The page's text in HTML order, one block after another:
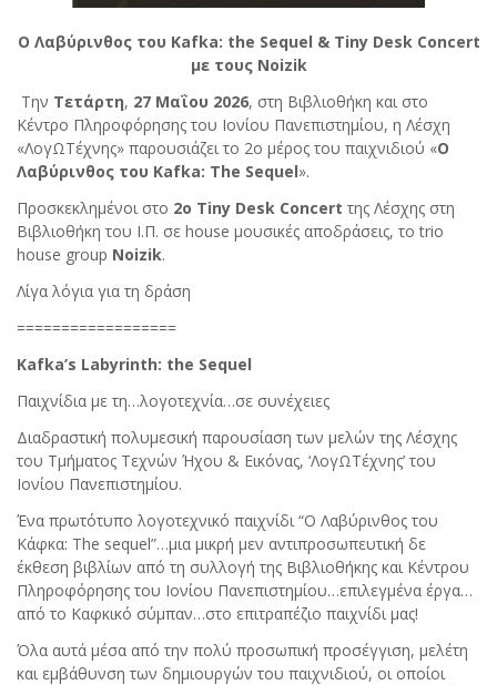
Ο Λαβύρινθος του Kafka: the Sequel & Tiny Desk Concert
με τους Noizik
Την Τετάρτη, 27 Μαΐου 2026, στη Βιβλιοθήκη και στο
Κέντρο Πληροφόρησης του Ιονίου Πανεπιστημίου, η Λέσχη
«ΛογΩΤέχνης» παρουσιάζει το 2ο μέρος του παιχνιδιού «Ο
Λαβύρινθος του Kafka: The Sequel».
Προσκεκλημένοι στο 2ο Tiny Desk Concert της Λέσχης στη
Βιβλιοθήκη του Ι.Π. σε house μουσικές αποδράσεις, το trio
house group Noizik.
Λίγα λόγια για τη δράση
==================
Kafka’s Labyrinth: the Sequel
Παιχνίδια με τη…λογοτεχνία…σε συνέχειες
Διαδραστική πολυμεσική παρουσίαση των μελών της Λέσχης
του Τμήματος Τεχνών Ήχου & Εικόνας, ‘ΛογΩΤέχνης’ του
Ιονίου Πανεπιστημίου.
Ένα πρωτότυπο λογοτεχνικό παιχνίδι “Ο Λαβύρινθος του
Κάφκα: The sequel”…μια μικρή μεν αντιπροσωπευτική δε
έκθεση βιβλίων από τη συλλογή της Βιβλιοθήκης και Κέντρου
Πληροφόρησης του Ιονίου Πανεπιστημίου…επιλεγμένα έργα…
από το Καφκικό σύμπαν…στο επιτραπέζιο παιχνίδι μας!
Όλα αυτά μέσα από την πολύ προσωπική προσέγγιση, μελέτη
και εμβάθυνση των δημιουργών του παιχνιδιού, οι οποίοι